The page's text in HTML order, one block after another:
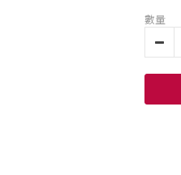
數量